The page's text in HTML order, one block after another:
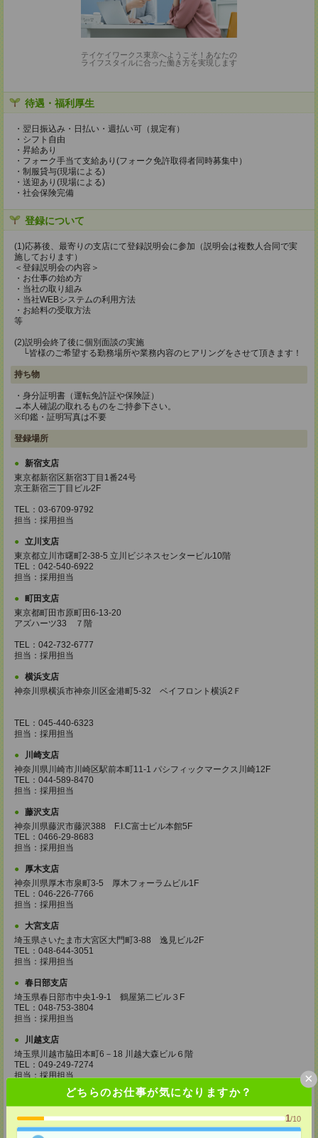
どちらのお仕事が気になりますか？
1/10
×
テイケイワークス東京へようこそ！あなたの
ライフスタイルに合った働き方を実現します
待遇・福利厚生
・翌日振込み・日払い・週払い可（規定有）
・シフト自由
・昇給あり
・フォーク手当て支給あり(フォーク免許取得者同時募集中）
・制服貸与(現場による)
・送迎あり(現場による)
・社会保険完備
登録について
(1)応募後、最寄りの支店にて登録説明会に参加（説明会は複数人合同で実
施しております）
＜登録説明会の内容＞
・お仕事の始め方
・当社の取り組み
・当社WEBシステムの利用方法
・お給料の受取方法
等
(2)説明会終了後に個別面談の実施
└皆様のご希望する勤務場所や業務内容のヒアリングをさせて頂きます！
持ち物
・身分証明書（運転免許証や保険証）
→本人確認の取れるものをご持参下さい。
※印鑑・証明写真は不要
登録場所
新宿支店
東京都新宿区新宿3丁目1番24号
京王新宿三丁目ビル2F
TEL：03-6709-9792
担当：採用担当
立川支店
東京都立川市曙町2-38-5 立川ビジネスセンタービル10階
TEL：042-540-6922
担当：採用担当
町田支店
東京都町田市原町田6-13-20
アズハーツ33 ７階
TEL：042-732-6777
担当：採用担当
横浜支店
神奈川県横浜市神奈川区金港町5‐32 ベイフロント横浜2Ｆ
TEL：045-440-6323
担当：採用担当
川崎支店
神奈川県川崎市川崎区駅前本町11-1 パシフィックマークス川崎12F
TEL：044-589-8470
担当：採用担当
藤沢支店
神奈川県藤沢市藤沢388 F.I.C富士ビル本館5F
TEL：0466-29-8683
担当：採用担当
厚木支店
神奈川県厚木市泉町3-5 厚木フォーラムビル1F
TEL：046-226-7766
担当：採用担当
大宮支店
埼玉県さいたま市大宮区大門町3-88 逸見ビル2F
TEL：048-644-3051
担当：採用担当
春日部支店
埼玉県春日部市中央1-9-1 鶴屋第二ビル３F
TEL：048-753-3804
担当：採用担当
川越支店
埼玉県川越市脇田本町6－18 川越大森ビル６階
TEL：049-249-7274
担当：採用担当
TEL：043-307-8867
担当：採用担当